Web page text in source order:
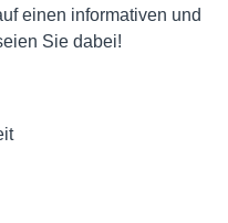
einen informativen und
Sie dabei!